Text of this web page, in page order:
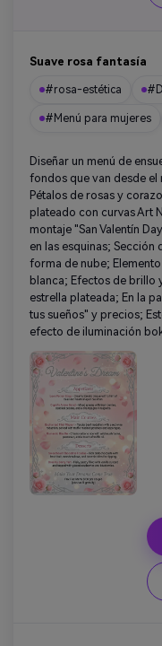
Suave rosa fantasía
#rosa-estética
#Menú para mujeres
Diseñar un menú de
fondos que van desde el
Pétalos de rosas y
plateado con curvas Art
montaje "San Valentín
en las esquinas;
forma de nube;
blanca; Efectos de brillo
estrella plateada; En la
tus sueños" y precios;
efecto de iluminación